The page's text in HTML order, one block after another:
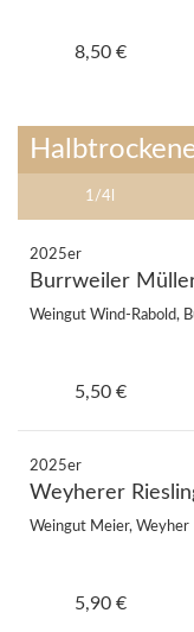
8,50 €
1/4l
2025er
Burrweiler
Weingut Wind-Rabold,
5,50 €
2025er
Weyherer
Weingut Meier, Weyher
5,90 €